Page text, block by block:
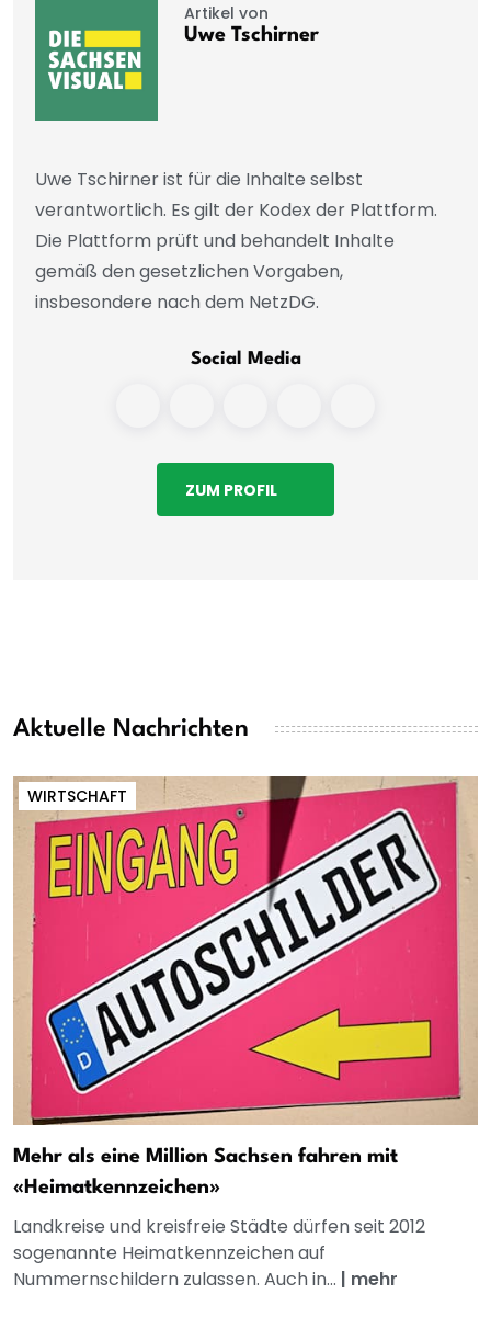
Artikel von
Uwe Tschirner
Uwe Tschirner ist für die Inhalte selbst
verantwortlich. Es gilt der Kodex der Plattform.
Die Plattform prüft und behandelt Inhalte
gemäß den gesetzlichen Vorgaben,
insbesondere nach dem NetzDG.
Social Media
ZUM PROFIL
Aktuelle Nachrichten
WIRTSCHAFT
Mehr als eine Million Sachsen fahren mit
«Heimatkennzeichen»
Landkreise und kreisfreie Städte dürfen seit 2012
sogenannte Heimatkennzeichen auf
Nummernschildern zulassen. Auch in... | mehr